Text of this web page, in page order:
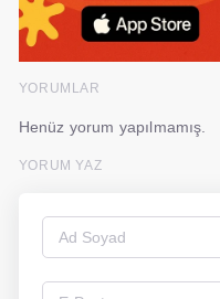
YORUMLAR
Henüz yorum yapılmamış.
YORUM YAZ